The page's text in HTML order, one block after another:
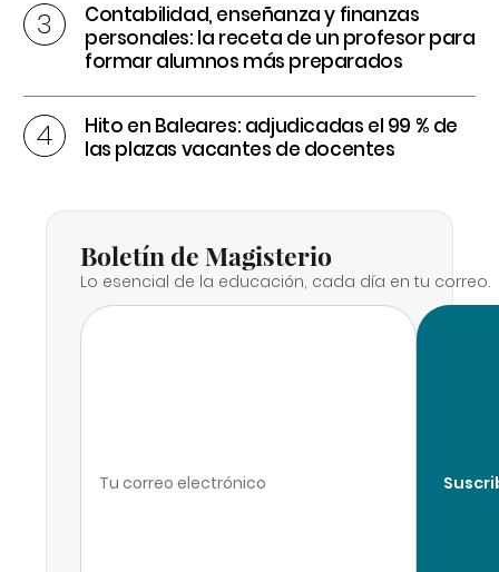
Contabilidad, enseñanza y finanzas
personales: la receta de un profesor para
formar alumnos más preparados
Hito en Baleares: adjudicadas el 99 % de
las plazas vacantes de docentes
Boletín de Magisterio
Lo esencial de la educación, cada día en tu correo.